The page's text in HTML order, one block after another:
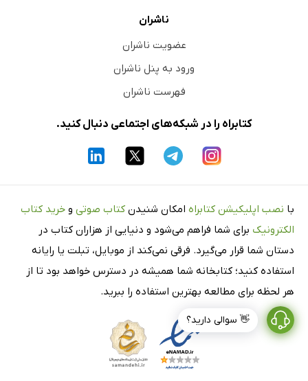
👋 سوالی دارید؟
ناشران
عضویت ناشران
ورود به پنل ناشران
فهرست ناشران
کتابراه را در شبکه‌های اجتماعی دنبال کنید.
با نصب اپلیکیشن کتابراه امکان شنیدن کتاب صوتی و خرید کتاب
الکترونیک برای شما فراهم می‌شود و دنیایی از هزاران کتاب در
دستان شما قرار می‌گیرد. فرقی نمی‌کند از موبایل، تبلت یا رایانه
استفاده کنید؛ کتابخانه شما همیشه در دسترس خواهد بود تا از
هر لحظه برای مطالعه بهترین استفاده را ببرید.